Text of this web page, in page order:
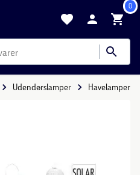
0
Udendørslamper Havelamper